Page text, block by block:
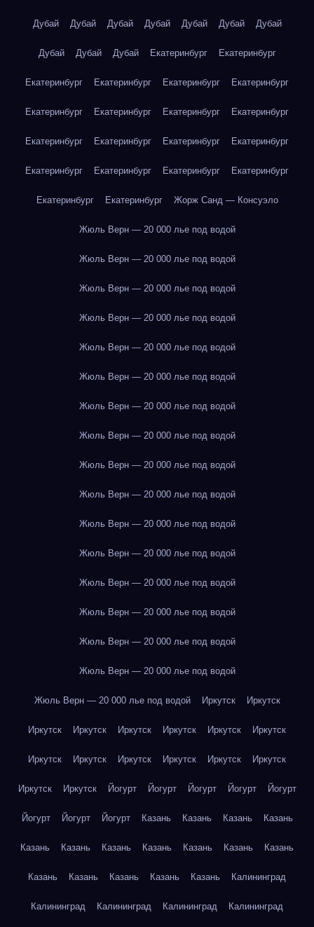
Дубай Дубай Дубай Дубай Дубай Дубай Дубай
Дубай Дубай Дубай Екатеринбург Екатеринбург
Екатеринбург Екатеринбург Екатеринбург Екатеринбург
Екатеринбург Екатеринбург Екатеринбург Екатеринбург
Екатеринбург Екатеринбург Екатеринбург Екатеринбург
Екатеринбург Екатеринбург Екатеринбург Екатеринбург
Екатеринбург Екатеринбург Жорж Санд — Консуэло
Жюль Верн — 20 000 лье под водой
Жюль Верн — 20 000 лье под водой
Жюль Верн — 20 000 лье под водой
Жюль Верн — 20 000 лье под водой
Жюль Верн — 20 000 лье под водой
Жюль Верн — 20 000 лье под водой
Жюль Верн — 20 000 лье под водой
Жюль Верн — 20 000 лье под водой
Жюль Верн — 20 000 лье под водой
Жюль Верн — 20 000 лье под водой
Жюль Верн — 20 000 лье под водой
Жюль Верн — 20 000 лье под водой
Жюль Верн — 20 000 лье под водой
Жюль Верн — 20 000 лье под водой
Жюль Верн — 20 000 лье под водой
Жюль Верн — 20 000 лье под водой
Жюль Верн — 20 000 лье под водой Иркутск Иркутск
Иркутск Иркутск Иркутск Иркутск Иркутск Иркутск
Иркутск Иркутск Иркутск Иркутск Иркутск Иркутск
Иркутск Иркутск Йогурт Йогурт Йогурт Йогурт Йогурт
Йогурт Йогурт Йогурт Казань Казань Казань Казань
Казань Казань Казань Казань Казань Казань Казань
Казань Казань Казань Казань Казань Калининград
Калининград Калининград Калининград Калининград